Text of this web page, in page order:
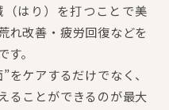
はり）を打つことで美
れ改善・疲労回復などを
。
ケアするだけでなく、
ることができるのが最大